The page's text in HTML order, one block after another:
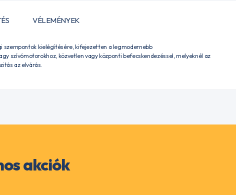
VÉLEMÉNYEK
szempontok kielégítésére, kifejezetten a legmodernebb
szívómotorokhoz, közvetlen vagy központi befecskendezéssel, melyeknél az
az elvárás.
akciók